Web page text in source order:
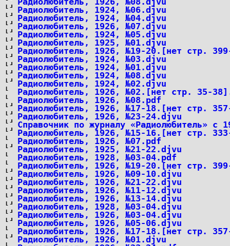
Радиолюбитель, 1924, №06.djvu
Радиолюбитель, 1924, №04.djvu
Радиолюбитель, 1926, №07.djvu
Радиолюбитель, 1924, №05.djvu
Радиолюбитель, 1925, №01.djvu
Радиолюбитель, 1926, №19-20.[нет стр.
Радиолюбитель, 1924, №03.djvu
Радиолюбитель, 1924, №01.djvu
Радиолюбитель, 1924, №08.djvu
Радиолюбитель, 1924, №02.djvu
Радиолюбитель, 1926, №02.[нет стр. 35-
Радиолюбитель, 1926, №08.pdf
Радиолюбитель, 1926, №17-18.[нет стр.
Радиолюбитель, 1926, №23-24.djvu
Справочник по журналу «Радиолюбитель»
Радиолюбитель, 1926, №15-16.[нет стр.
Радиолюбитель, 1926, №07.pdf
Радиолюбитель, 1925, №21-22.djvu
Радиолюбитель, 1928, №03-04.pdf
Радиолюбитель, 1926, №19-20.[нет стр.
Радиолюбитель, 1926, №09-10.djvu
Радиолюбитель, 1926, №21-22.djvu
Радиолюбитель, 1926, №11-12.djvu
Радиолюбитель, 1926, №13-14.djvu
Радиолюбитель, 1928, №03-04.djvu
Радиолюбитель, 1926, №03-04.djvu
Радиолюбитель, 1926, №05-06.djvu
Радиолюбитель, 1926, №17-18.[нет стр.
Радиолюбитель, 1926, №01.djvu